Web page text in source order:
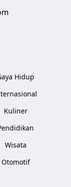
Hidup
Kuliner
Wisata
Otomotif